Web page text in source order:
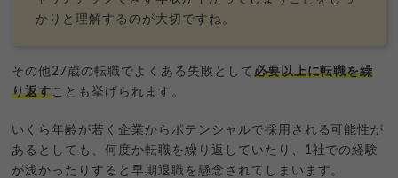
かりと理解するのが大切ですね。
その他27歳の転職でよくある失敗として 必要以上に転職を繰
り返すことも挙げられます。
いくら年齢が若く企業からポテンシャルで採用される可能性が
あるとしても、何度か転職を繰り返していたり、1社での経験
が浅かったりすると早期退職を懸念されてしまいます。